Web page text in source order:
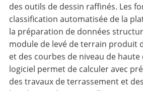
des outils de dessin raffinés. Les
classification automatisée de la
la préparation de données
module de levé de terrain produit
et des courbes de niveau de
logiciel permet de calculer avec
des travaux de terrassement et